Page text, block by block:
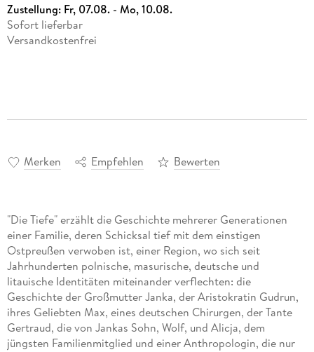
Zustellung: Fr, 07.08. - Mo, 10.08.
Sofort lieferbar
Versandkostenfrei
Merken Empfehlen Bewerten
"Die Tiefe" erzählt die Geschichte mehrerer Generationen
einer Familie, deren Schicksal tief mit dem einstigen
Ostpreußen verwoben ist, einer Region, wo sich seit
Jahrhunderten polnische, masurische, deutsche und
litauische Identitäten miteinander verflechten: die
Geschichte der Großmutter Janka, der Aristokratin Gudrun,
ihres Geliebten Max, eines deutschen Chirurgen, der Tante
Gertraud, die von Jankas Sohn, Wolf, und Alicja, dem
jüngsten Familienmitglied und einer Anthropologin, die nur